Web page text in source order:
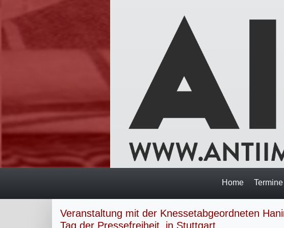
Home Termine
Veranstaltung mit der Knessetabgeordneten
Tag der Pressefreiheit, in Stuttgart